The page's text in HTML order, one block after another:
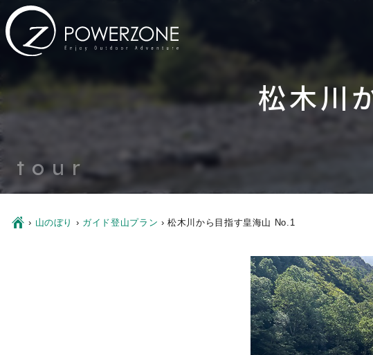
tour
松木川
Ç › 山のぼり › ガイド登山プラン ›松木川から目指す皇海山 No.1